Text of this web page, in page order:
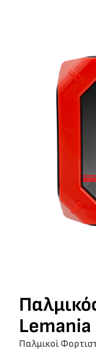
Lemania
Παλμικοί